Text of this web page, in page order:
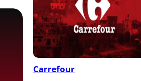
Carrefour